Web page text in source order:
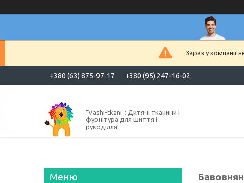
Зараз у компанії
+380 (63) 875-97-17 +380 (95) 247-16-02
"Vashi-tkani": Дитячі тканини і
фурнітура для шиття і
рукоділля!